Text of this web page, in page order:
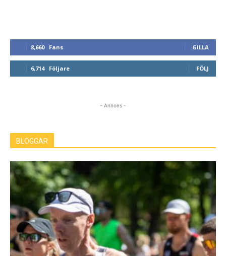
8,660 Fans GILLA
6,714 Följare FÖLJ
- Annons -
BLOGGAR